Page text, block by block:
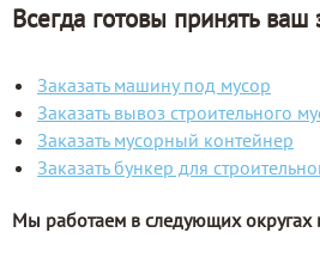
Всегда готовы принять ваш
Заказать машину под мусор
Заказать вывоз строительного
Заказать мусорный контейнер
Заказать бункер для
Мы работаем в следующих